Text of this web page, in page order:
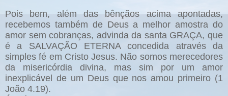
Pois bem, além das bênçãos acima apontadas,
recebemos também de Deus a melhor amostra do
amor sem cobranças, advinda da santa GRAÇA, que
é a SALVAÇÃO ETERNA concedida através da
simples fé em Cristo Jesus. Não somos merecedores
da misericórdia divina, mas sim por um amor
inexplicável de um Deus que nos amou primeiro (1
João 4.19).